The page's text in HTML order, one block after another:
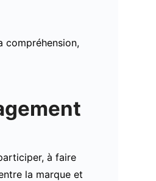
compréhension,
à faire
la marque et